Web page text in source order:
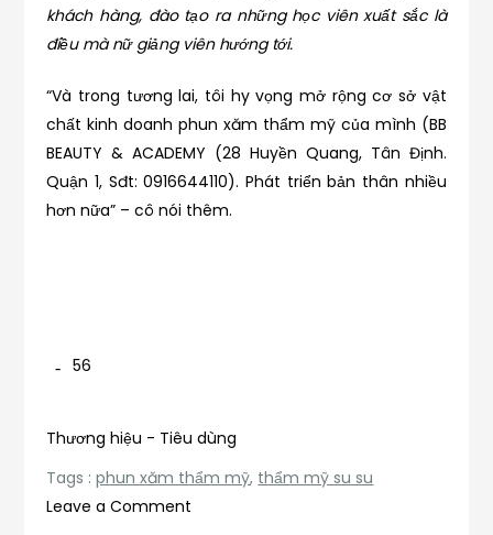
khách hàng, đào tạo ra những học viên xuất sắc là
điều mà nữ giảng viên hướng tới.
“Và trong tương lai, tôi hy vọng mở rộng cơ sở vật
chất kinh doanh phun xăm thẩm mỹ của mình (BB
BEAUTY & ACADEMY (28 Huyền Quang, Tân Định.
Quận 1, Sđt: 0916644110). Phát triển bản thân nhiều
hơn nữa” – cô nói thêm.
56
Thương hiệu - Tiêu dùng
Tags :phun xăm thẩm mỹ, thẩm mỹ su su
Leave a Comment